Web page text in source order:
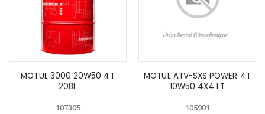
MOTUL 3000 20W50 4T
208L
107305
MOTUL ATV-SXS POWER 4T
10W50 4X4 LT
105901